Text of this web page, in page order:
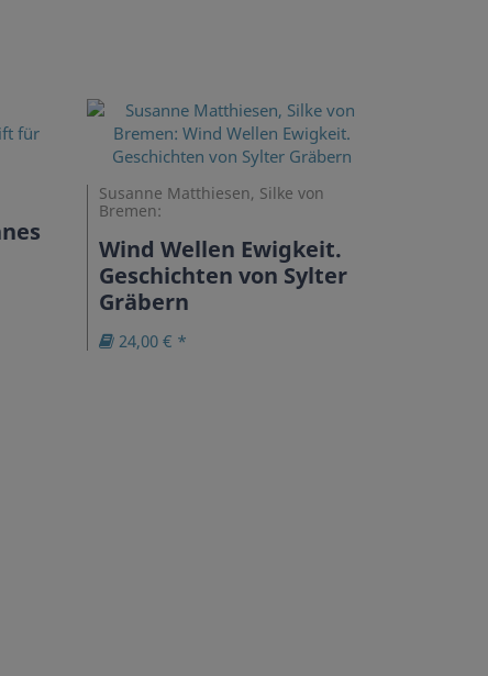
Susanne Matthiesen, Silke von
Bremen:
Wind Wellen Ewigkeit.
Geschichten von Sylter
Gräbern
24,00 € *